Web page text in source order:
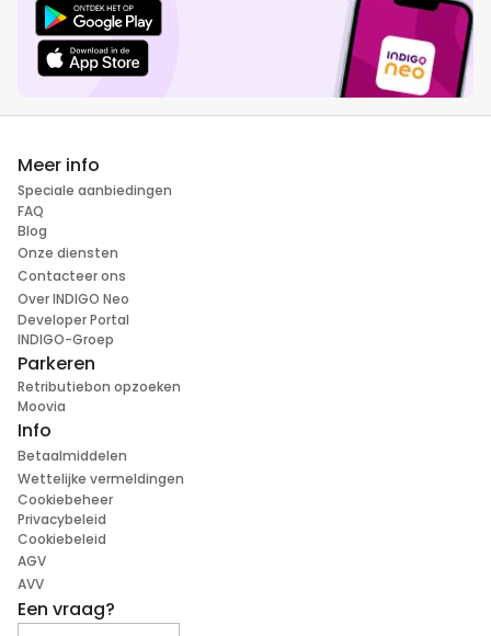
Meer info
Speciale aanbiedingen
FAQ
Blog
Onze diensten
Contacteer ons
Over INDIGO Neo
Developer Portal
INDIGO-Groep
Parkeren
Retributiebon opzoeken
Moovia
Info
Betaalmiddelen
Wettelijke vermeldingen
Cookiebeheer
Privacybeleid
Cookiebeleid
AGV
AVV
Een vraag?